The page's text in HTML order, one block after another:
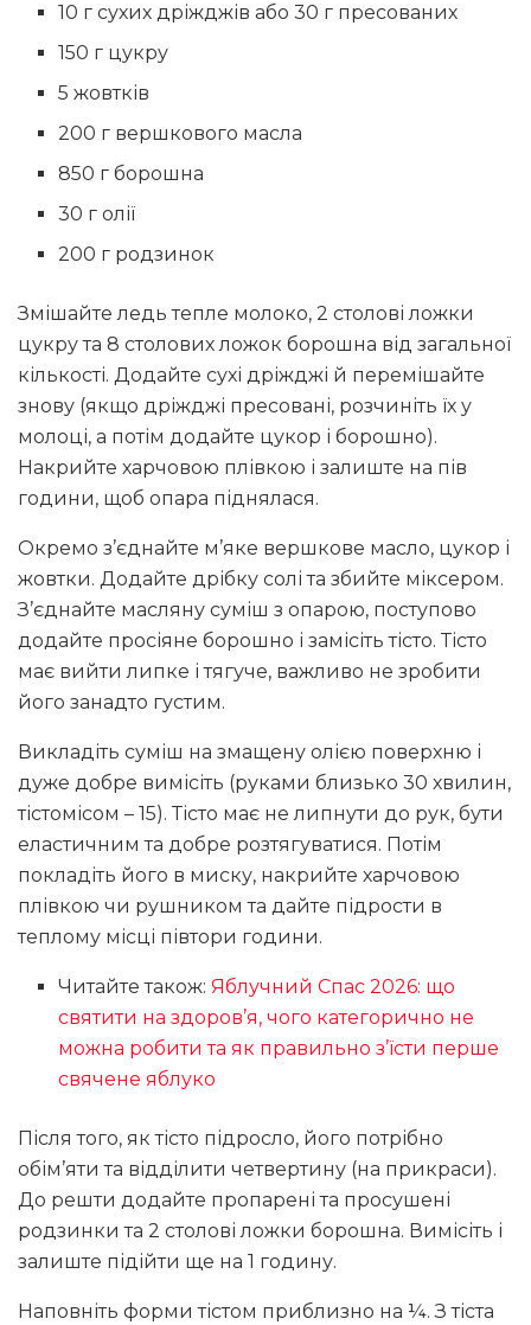
10 г сухих дріжджів або 30 г пресованих
150 г цукру
5 жовтків
200 г вершкового масла
850 г борошна
30 г олії
200 г родзинок
Змішайте ледь тепле молоко, 2 столові ложки
цукру та 8 столових ложок борошна від загальної
кількості. Додайте сухі дріжджі й перемішайте
знову (якщо дріжджі пресовані, розчиніть їх у
молоці, а потім додайте цукор і борошно).
Накрийте харчовою плівкою і залиште на пів
години, щоб опара піднялася.
Окремо з’єднайте м’яке вершкове масло, цукор і
жовтки. Додайте дрібку солі та збийте міксером.
З’єднайте масляну суміш з опарою, поступово
додайте просіяне борошно і замісіть тісто. Тісто
має вийти липке і тягуче, важливо не зробити
його занадто густим.
Викладіть суміш на змащену олією поверхню і
дуже добре вимісіть (руками близько 30 хвилин,
тістомісом – 15). Тісто має не липнути до рук, бути
еластичним та добре розтягуватися. Потім
покладіть його в миску, накрийте харчовою
плівкою чи рушником та дайте підрости в
теплому місці півтори години.
Читайте також:Яблучний Спас 2026: що
святити на здоров’я, чого категорично не
можна робити та як правильно з’їсти перше
свячене яблуко
Після того, як тісто підросло, його потрібно
обім’яти та відділити четвертину (на прикраси).
До решти додайте пропарені та просушені
родзинки та 2 столові ложки борошна. Вимісіть і
залиште підійти ще на 1 годину.
Наповніть форми тістом приблизно на ¼. З тіста